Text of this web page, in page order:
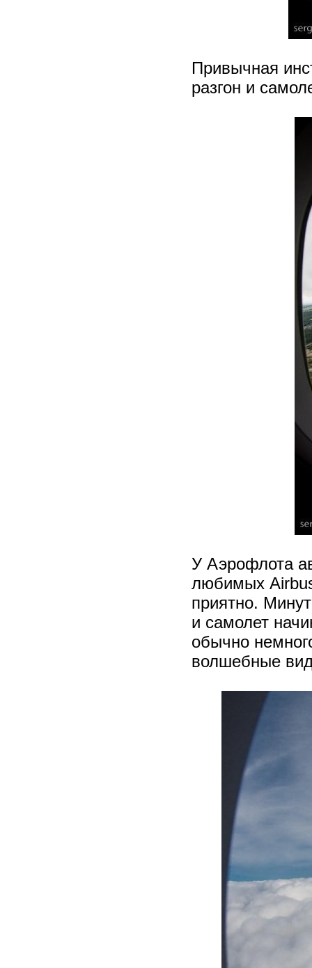
Привычная
разгон и
У Аэрофлота
любимых
приятно.
и самолет
обычно
волшебные